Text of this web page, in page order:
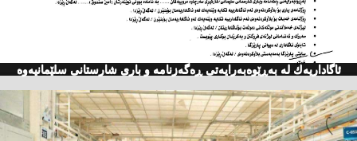
ئاگاداریه‌ك له‌ به‌ڕێوه‌به‌رایه‌تی ڕه‌گه‌زنامه‌ و باری شارستانی سلێمانیه‌وه‌